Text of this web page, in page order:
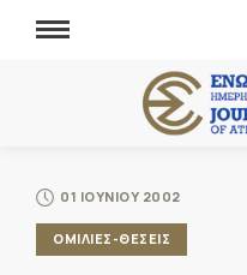
01 ΙΟΥΝΙΟΥ 2002
ΟΜΙΛΙΕΣ-ΘΕΣΕΙΣ